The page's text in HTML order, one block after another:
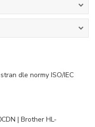
dle normy ISO/IEC
| Brother HL-